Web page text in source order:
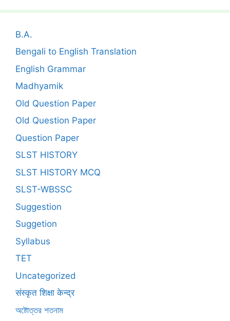
B.A.
Bengali to English Translation
English Grammar
Madhyamik
Old Question Paper
Old Question Paper
Question Paper
SLST HISTORY
SLST HISTORY MCQ
SLST-WBSSC
Suggestion
Suggetion
Syllabus
TET
Uncategorized
संस्कृत शिक्षा केन्द्र
অষ্টোত্তর শতনাম